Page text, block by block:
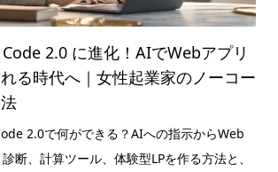
2.0 に進化！AIでWebアプリ
る時代へ｜女性起業家のノーコー
2.0で何ができる？AIへの指示からWeb
断、計算ツール、体験型LPを作る方法と、